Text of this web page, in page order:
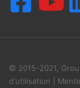
© 2015-2021,
d'utilisation